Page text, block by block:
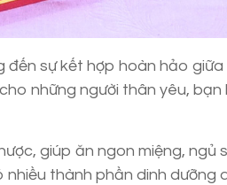
đến sự kết hợp hoàn hảo giữa
những người thân yêu, bạn
giúp ăn ngon miệng, ngủ
thành phần dinh dưỡng